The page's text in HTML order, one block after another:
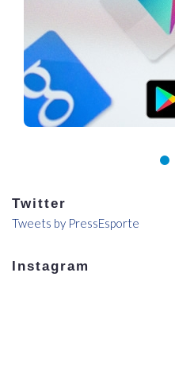
Twitter
Tweets by PressEsporte
Instagram